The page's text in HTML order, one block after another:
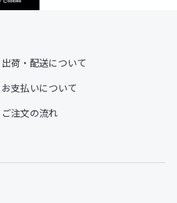
出荷・配送について
お支払いについて
ご注文の流れ